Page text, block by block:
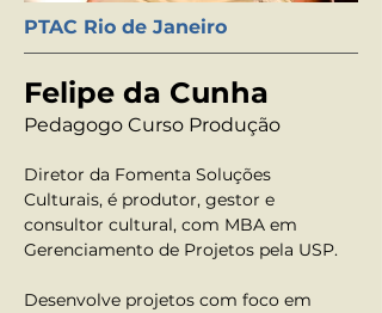
PTAC Rio de Janeiro
Felipe da Cunha
Pedagogo Curso Produção
Diretor da Fomenta Soluções
Culturais, é produtor, gestor e
consultor cultural, com MBA em
Gerenciamento de Projetos pela USP.
Desenvolve projetos com foco em